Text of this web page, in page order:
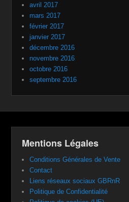
avril 2017
mars 2017
février 2017
janvier 2017
décembre 2016
novembre 2016
octobre 2016
septembre 2016
Mentions Légales
Conditions Générales de Vente
Contact
Liens réseaux sociaux GBRnR
Politique de Confidentialité